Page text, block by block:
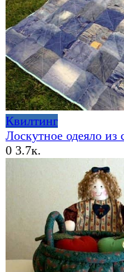
Квилтинг
Лоскутное одеяло из
0 3.7к.